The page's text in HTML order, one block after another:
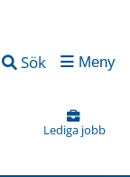
Sök Meny
Lediga jobb